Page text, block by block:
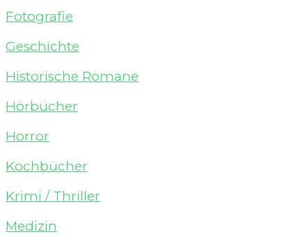
Fotografie
Geschichte
Historische Romane
Hörbücher
Horror
Kochbücher
Krimi / Thriller
Medizin